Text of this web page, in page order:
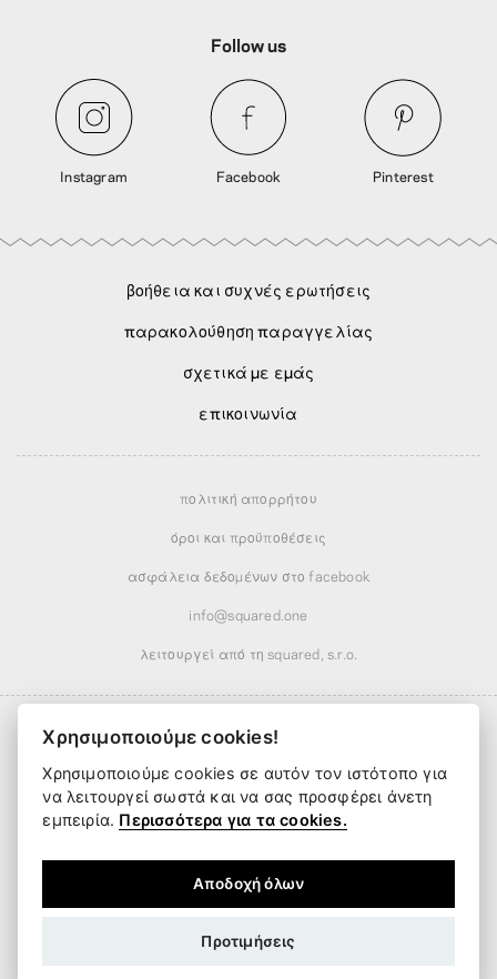
Follow us
Instagram Facebook Pinterest
βοήθεια και συχνές ερωτήσεις
παρακολούθηση παραγγελίας
σχετικά με εμάς
επικοινωνία
πολιτική απορρήτου
όροι και προϋποθέσεις
ασφάλεια δεδομένων στο facebook
info@squared.one
λειτουργεί από τη squared, s.r.o.
Αποστολή από5,38 €· μειωμένη πάνω από52,02 €
Παράδοση από2 εργάσιμες ημέρες
Χρησιμοποιούμε cookies!
Χρησιμοποιούμε cookies σε αυτόν τον ιστότοπο για
να λειτουργεί σωστά και να σας προσφέρει άνετη
εμπειρία. Περισσότερα για τα cookies.
Αποδοχή όλων
Προτιμήσεις